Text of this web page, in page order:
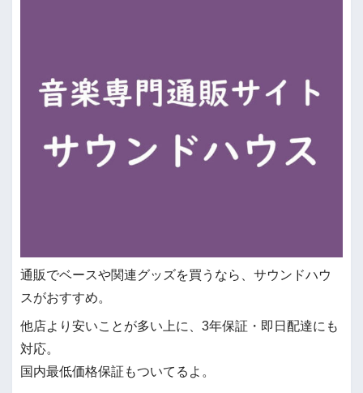
通販でベースや関連グッズを買うなら、サウンドハウ
スがおすすめ。
他店より安いことが多い上に、3年保証・即日配達にも
対応。
国内最低価格保証もついてるよ。